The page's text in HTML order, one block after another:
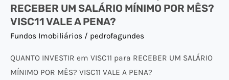
RECEBER UM SALÁRIO MÍNIMO POR MÊS?
VISC11 VALE A PENA?
Fundos Imobiliários / pedrofagundes
QUANTO INVESTIR em VISC11 para RECEBER UM SALÁRIO
MÍNIMO POR MÊS? VISC11 VALE A PENA?
MÊS?
VISC11
VALE
PENA?